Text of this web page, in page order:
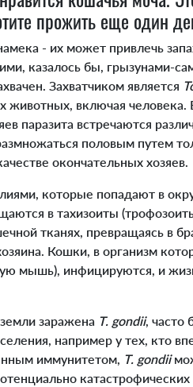
прожить еще один
- их может привлечь
казалось бы, грызунами-
Захватчиком является
животных, включая
паразита встречаются
половым путем
окончательных хозяев.
которые попадают в
в тахизоиты
тканях, превращаясь в
Кошки, в организм
мышь), инфицируются, и
заражена T. gondii, часто
например у тех, кто
иммунитетом, T. gondii